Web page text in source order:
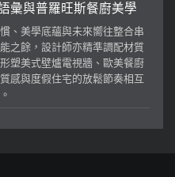
彙與普羅旺斯餐廚美學
、美學底蘊與未來嚮往整合串
之餘，設計師亦精準調配材質
塑美式壁爐電視牆、歐美餐廚
感與度假住宅的放鬆節奏相互